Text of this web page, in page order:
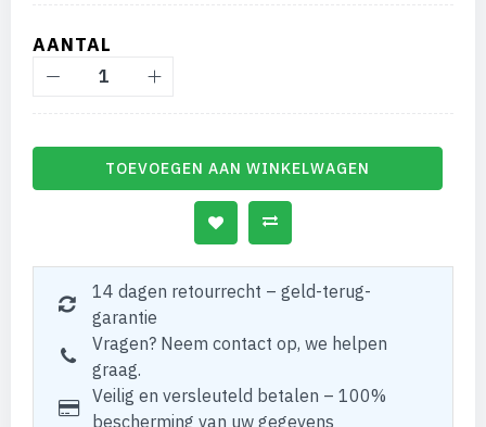
AANTAL
TOEVOEGEN AAN WINKELWAGEN
14 dagen retourrecht – geld-terug-
garantie
Vragen? Neem contact op, we helpen
graag.
Veilig en versleuteld betalen – 100%
bescherming van uw gegevens